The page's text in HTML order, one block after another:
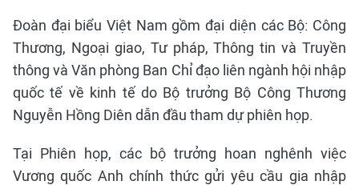
Đoàn đại biểu Việt Nam gồm đại diện các Bộ: Công
Thương, Ngoại giao, Tư pháp, Thông tin và Truyền
thông và Văn phòng Ban Chỉ đạo liên ngành hội nhập
quốc tế về kinh tế do Bộ trưởng Bộ Công Thương
Nguyễn Hồng Diên dẫn đầu tham dự phiên họp.
Tại Phiên họp, các bộ trưởng hoan nghênh việc
Vương quốc Anh chính thức gửi yêu cầu gia nhập